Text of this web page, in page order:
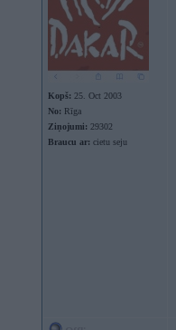
Kopš: 25. Oct 2003
No: Rīga
Ziņojumi: 29302
Braucu ar: cietu seju